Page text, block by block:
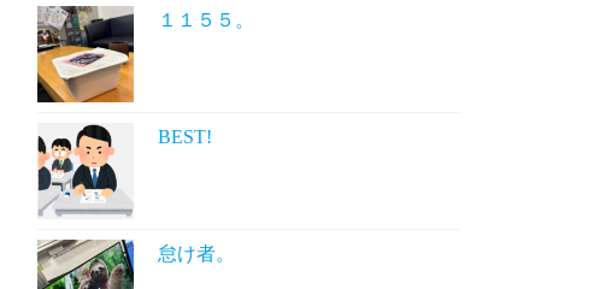
１１５５。
BEST!
怠け者。